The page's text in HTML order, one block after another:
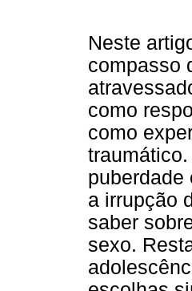
Neste
compasso
como
como
puberdade
a irrupção
saber
sexo.